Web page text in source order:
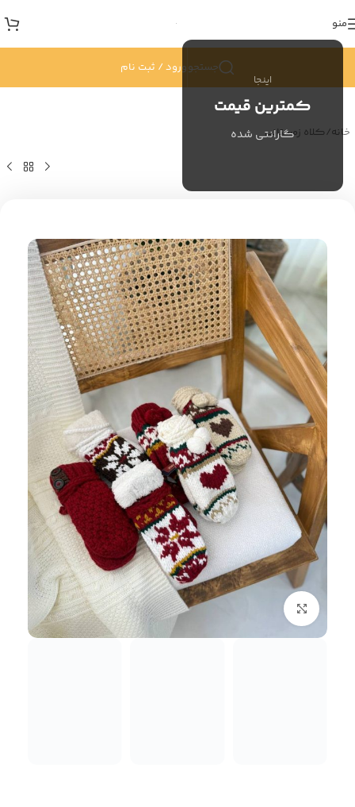
اینجا
کمترین قیمت
گارانتی شده
منو
جستجوورود / ثبت نام
خانه/کلاه زمستانی
بزرگنمایی تصویر